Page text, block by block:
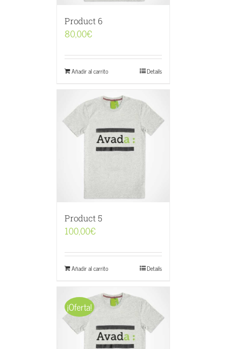
Product 6
80,00€
Añadir al carrito Details
Product 5
100,00€
Añadir al carrito Details
¡Oferta!